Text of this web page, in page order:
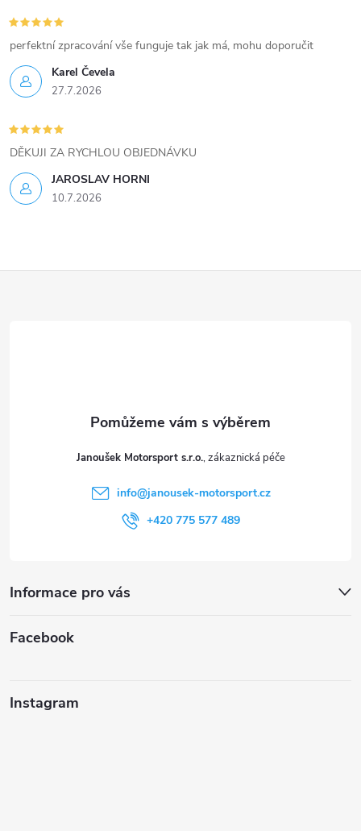
v
ý
p
i
s
u
Karel Čevela
27.7.2026
perfektní zpracování vše funguje tak jak má, mohu doporučit
JAROSLAV HORNI
10.7.2026
DĚKUJI ZA RYCHLOU OBJEDNÁVKU
Janoušek Motorsport s.r.o.
info@janousek-motorsport.cz
+420 775 577 489
Informace pro vás
Facebook
Instagram